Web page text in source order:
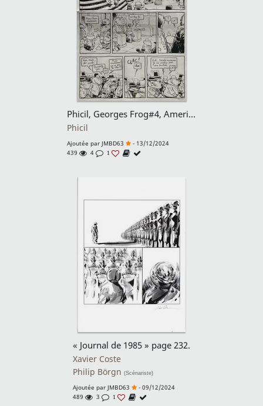
Phicil, Georges Frog#4, American Dream, planche n°12, 2010.
Phicil
Ajoutée par JMBD63
- 13/12/2024
439
4 1
« Journal de 1985 » page 232.
Xavier Coste
Philip Börgn (Scénariste)
Ajoutée par JMBD63
- 09/12/2024
489
3 1